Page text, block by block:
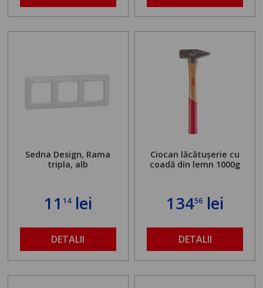
de la 1,8 la 2,9 m
Sedna Design, Rama
tripla, alb
11 14lei
DETALII
Ciocan lăcătușerie cu
coadă din lemn 1000g
13456 lei
DETALII